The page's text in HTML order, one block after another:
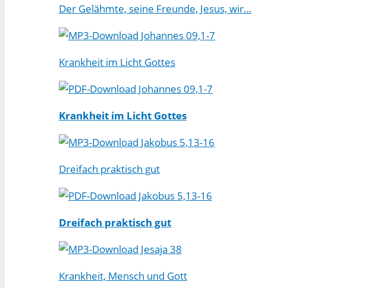
Der Gelähmte, seine Freunde, Jesus, wir…
Johannes 09,1-7
Krankheit im Licht Gottes
Johannes 09,1-7
Krankheit im Licht Gottes
Jakobus 5,13-16
Dreifach praktisch gut
Jakobus 5,13-16
Dreifach praktisch gut
Jesaja 38
Krankheit, Mensch und Gott